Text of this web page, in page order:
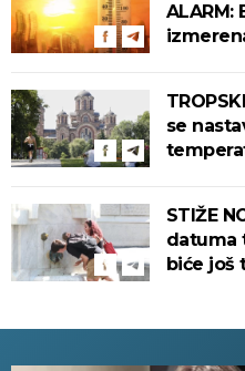
ALARM:
se
STIŽE
datuma
biće još